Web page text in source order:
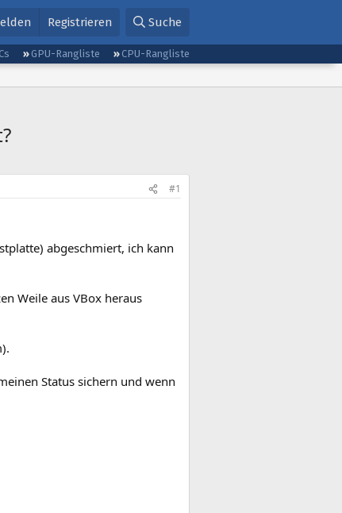
Registrieren Suche
GPU-Rangliste
CPU-Rangliste
#1
abgeschmiert, ich kann
Weile aus VBox heraus
Status sichern und wenn